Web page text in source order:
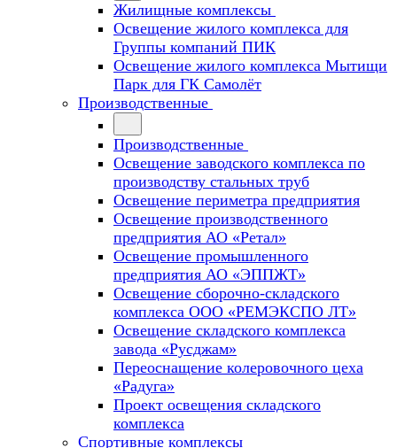
Жилищные комплексы
Освещение жилого комплекса для
Группы компаний ПИК
Освещение жилого комплекса Мытищи
Парк для ГК Самолёт
Производственные
Производственные
Освещение заводского комплекса по
производству стальных труб
Освещение периметра предприятия
Освещение производственного
предприятия АО «Ретал»
Освещение промышленного
предприятия АО «ЭППЖТ»
Освещение сборочно-складского
комплекса ООО «РЕМЭКСПО ЛТ»
Освещение складского комплекса
завода «Русджам»
Переоснащение колеровочного цеха
«Радуга»
Проект освещения складского
комплекса
Спортивные комплексы